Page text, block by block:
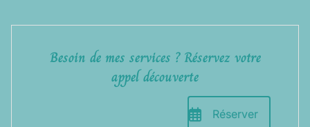
Besoin de mes services ? Réservez votre
appel découverte
Réserver